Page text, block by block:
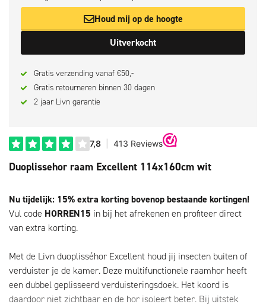
Houd mij op de hoogte
Uitverkocht
Gratis verzending vanaf €50,-
Gratis retourneren binnen 30 dagen
2 jaar Livn garantie
Duoplissehor raam Excellent 114x160cm wit
Nu tijdelijk: 15% extra korting bovenop bestaande kortingen!
Vul code HORREN15 in bij het afrekenen en profiteer direct
van extra korting.
Met de Livn duoplisséhor Excellent houd jij insecten buiten of
verduister je de kamer. Deze multifunctionele raamhor heeft
een dubbel geplisseerd verduisteringsdoek. Het koord is
daardoor niet zichtbaar en de hor isoleert beter. Bij uitstek